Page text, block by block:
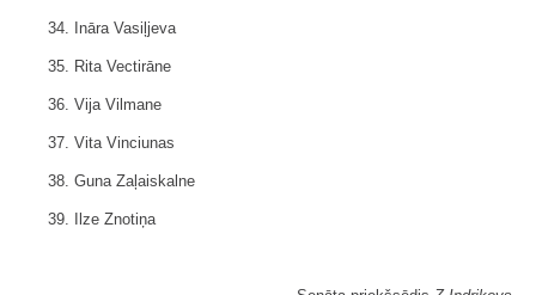
34. Ināra Vasiļjeva
35. Rita Vectirāne
36. Vija Vilmane
37. Vita Vinciunas
38. Guna Zaļaiskalne
39. Ilze Znotiņa